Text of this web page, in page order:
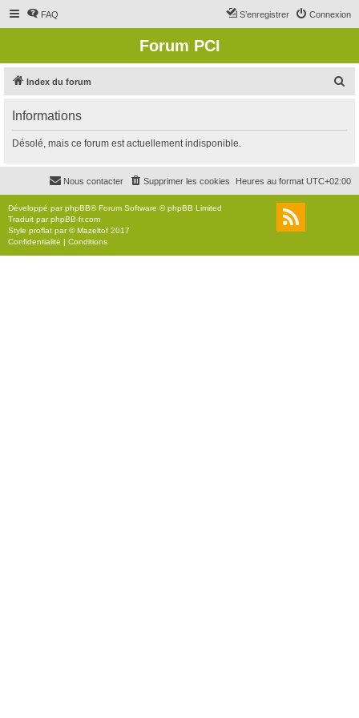
FAQ Connexion
S’enregistrer
Forum PCI
Index du forum
r
c
r
Informations
Désolé, mais ce forum est actuellement indisponible.
Heures au format UTC+02:00
Supprimer les cookies
Nous contacter
Développé parphpBB® Forum Software © phpBB Limited
Traduit parphpBB-fr.com
Style proflat par ©Mazeltof 2017
Confidentialité | Conditions